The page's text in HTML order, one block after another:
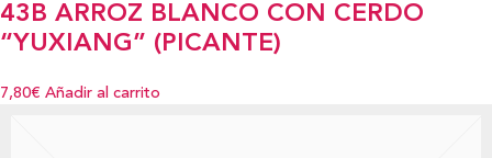
43B ARROZ BLANCO CON CERDO
“YUXIANG” (PICANTE)
7,80€ Añadir al carrito